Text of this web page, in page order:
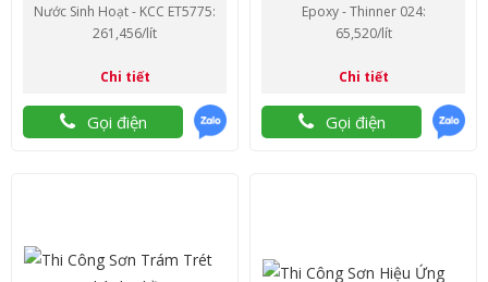
Nước Sinh Hoạt - KCC ET5775:
261,456/lít
Chi tiết
Gọi điện
Epoxy - Thinner 024:
65,520/lít
Chi tiết
Gọi điện